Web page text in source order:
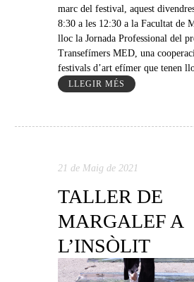
marc del festival, aquest
8:30 a les 12:30 a la Facultat de
lloc la Jornada Professional del
Transefímers MED, una
festivals d’art efímer que tenen
LLEGIR MÉS
21 de Maig de 2021
TALLER DE
MARGALEF A
L’INSÒLIT